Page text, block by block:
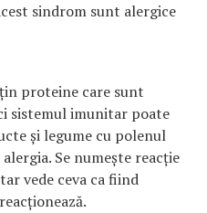
sindrom sunt alergice
proteine care sunt
sistemul imunitar poate
și legume cu polenul
Se numește reacție
vede ceva ca fiind